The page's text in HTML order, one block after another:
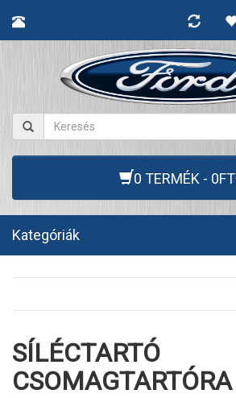
0 TERMÉK - 0FT
Kategóriák
SÍLÉCTARTÓ
CSOMAGTARTÓRA